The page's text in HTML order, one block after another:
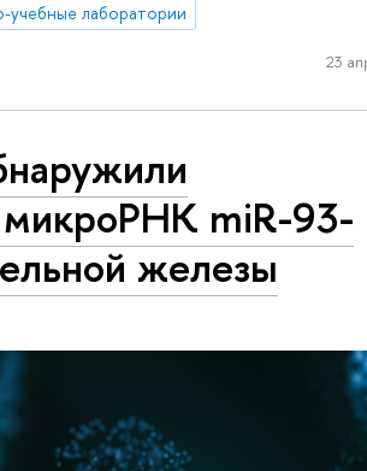
учебные лаборатории
23
микроРНК miR-93-
железы